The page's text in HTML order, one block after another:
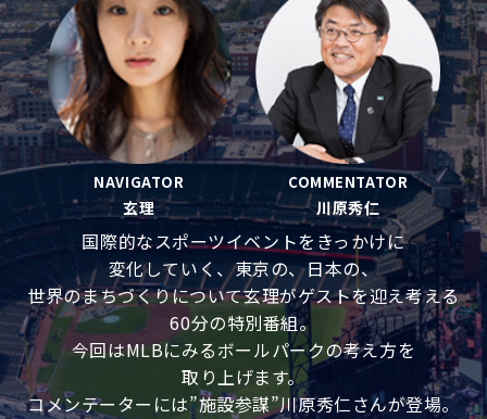
NAVIGATOR
玄理
COMMENTATOR
川原秀仁
国際的なスポーツイベントをきっかけに
変化していく、東京の、日本の、
世界のまちづくりについて玄理がゲストを迎え考える
60分の特別番組。
今回はMLBにみるボールパークの考え方を
取り上げます。
コメンテーターには”施設参謀”川原秀仁さんが登場。